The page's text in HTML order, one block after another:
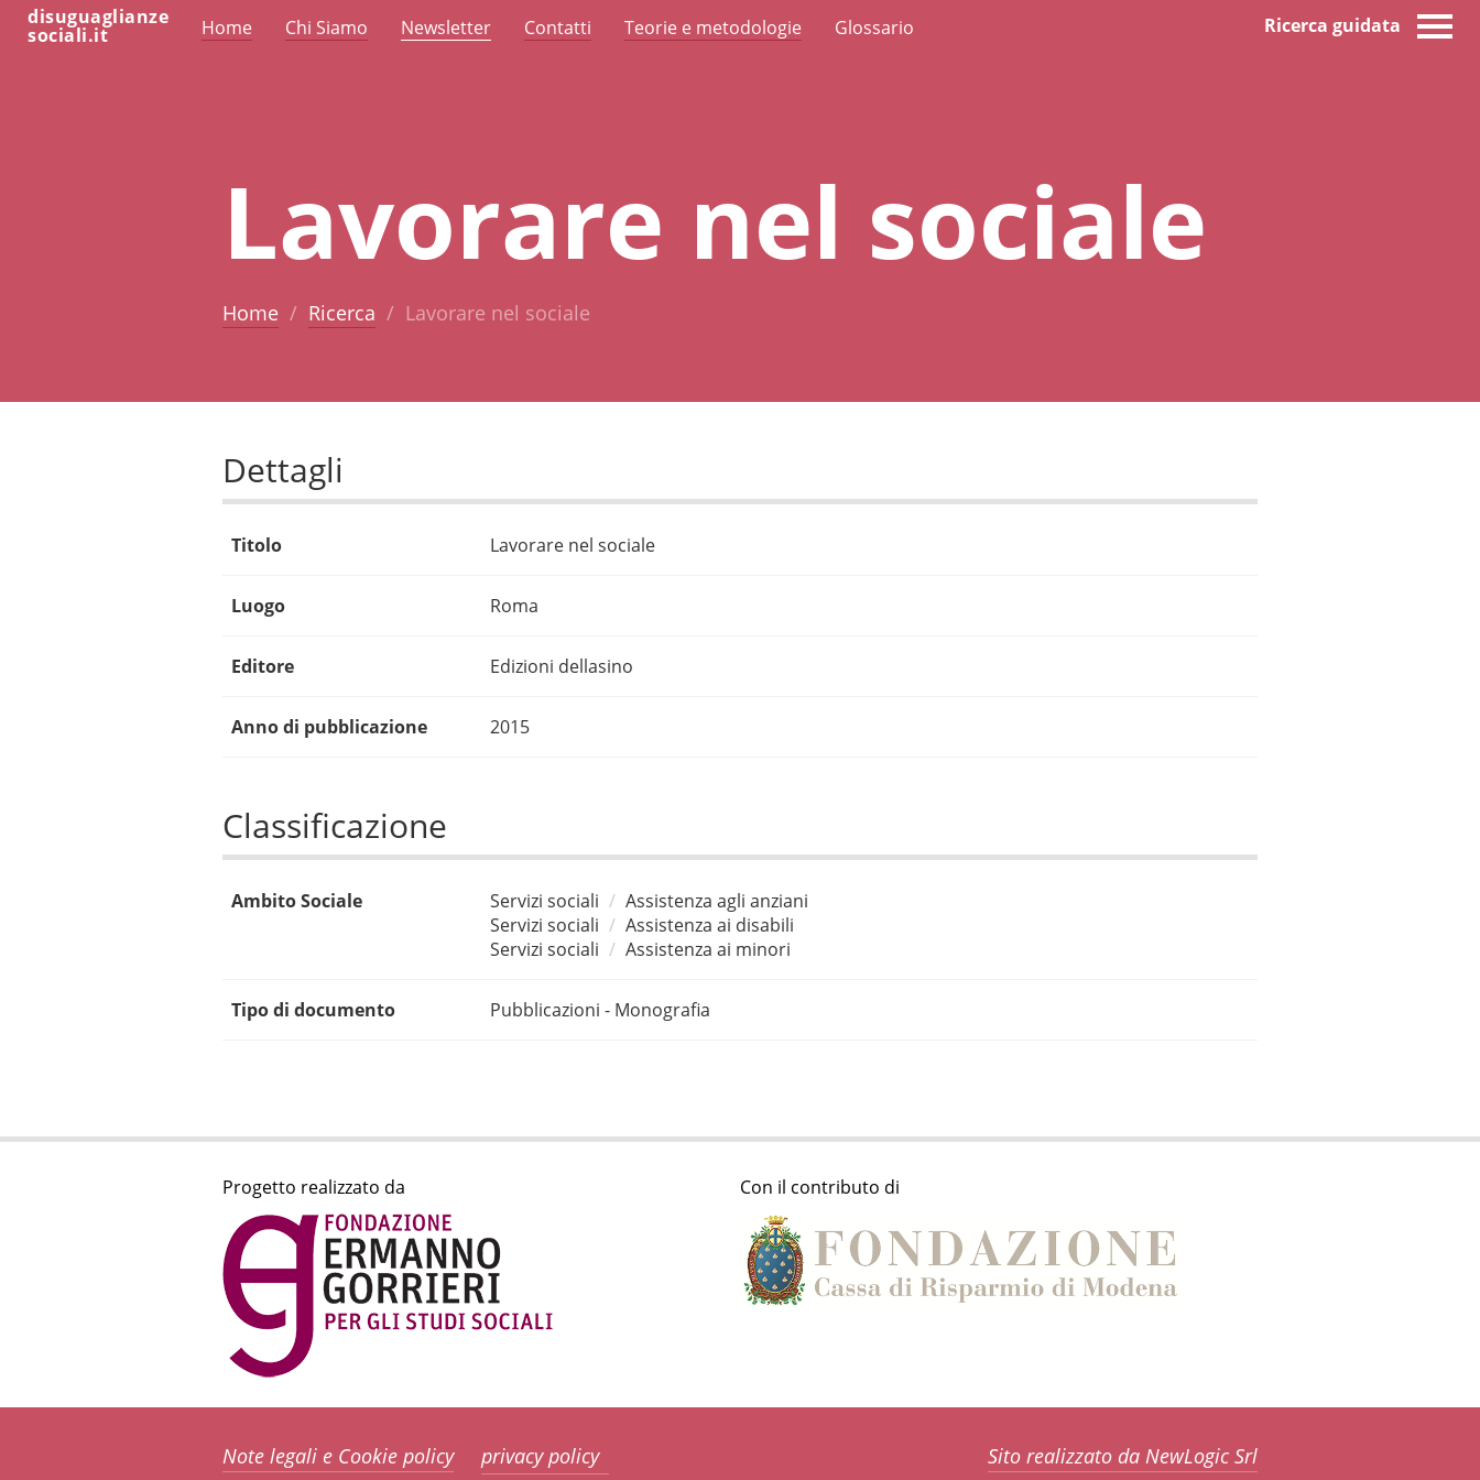
disuguaglianze
sociali.it Home Chi Siamo Newsletter Contatti Teorie e metodologie Glossario Ricerca guidata
Lavorare nel sociale
Home Ricerca Lavorare nel sociale
Dettagli
Titolo Lavorare nel sociale
Luogo Roma
Editore Edizioni dellasino
Anno di pubblicazione 2015
Classificazione
Ambito Sociale Servizi sociali
Assistenza agli anziani
Servizi sociali
Assistenza ai disabili
Servizi sociali
Assistenza ai minori
Tipo di documento Pubblicazioni - Monografia
Progetto realizzato da Con il contributo di
Note legali e Cookie policy privacy policy Sito realizzato da NewLogic Srl